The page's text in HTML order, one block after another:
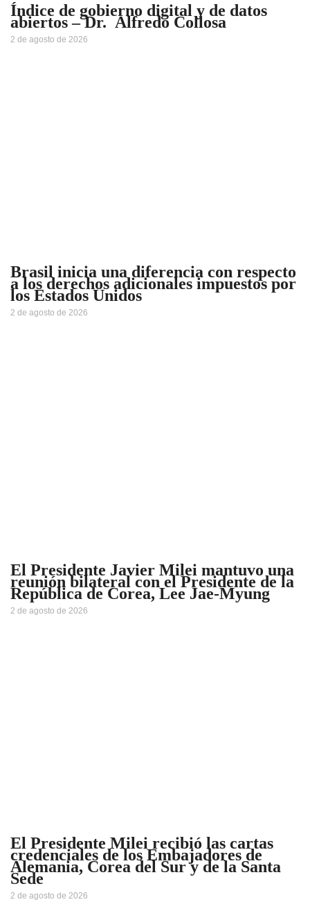
Índice de gobierno digital y de datos
abiertos – Dr. Alfredo Collosa
2 de agosto de 2026
Brasil inicia una diferencia con respecto
a los derechos adicionales impuestos por
los Estados Unidos
2 de agosto de 2026
El Presidente Javier Milei mantuvo una
reunión bilateral con el Presidente de la
República de Corea, Lee Jae-Myung
2 de agosto de 2026
El Presidente Milei recibió las cartas
credenciales de los Embajadores de
Alemania, Corea del Sur y de la Santa
Sede
2 de agosto de 2026